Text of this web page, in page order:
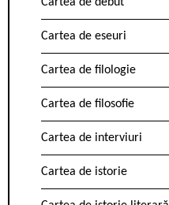
Cartea de debut
Cartea de eseuri
Cartea de filologie
Cartea de filosofie
Cartea de interviuri
Cartea de istorie